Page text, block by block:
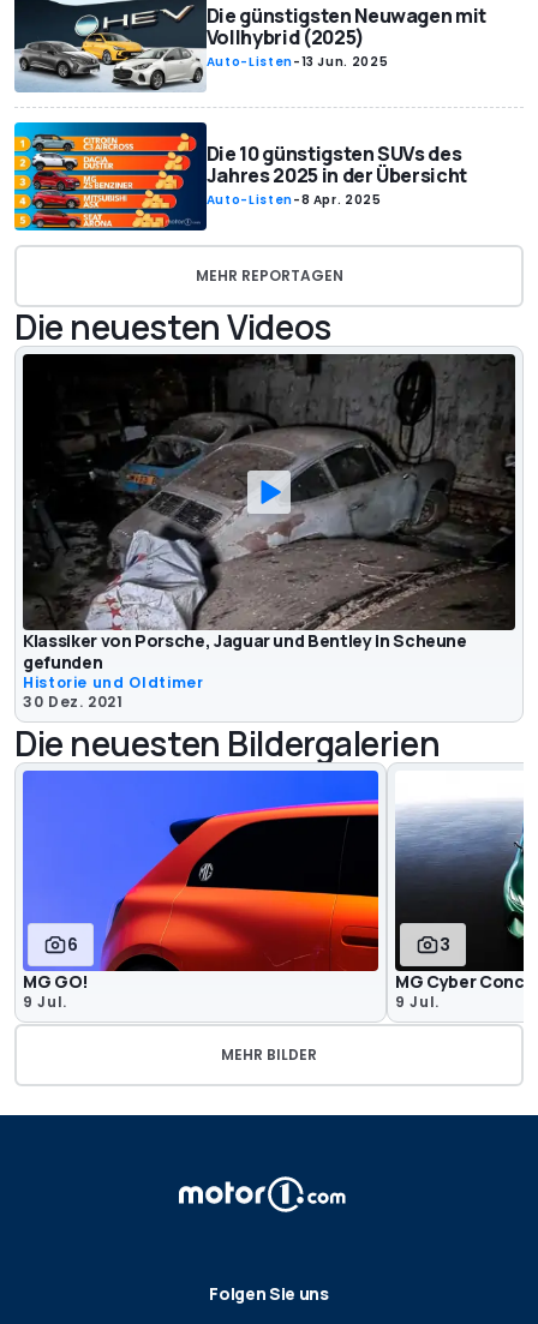
Die günstigsten Neuwagen mit
Vollhybrid (2025)
Auto-Listen-13 Jun. 2025
Die 10 günstigsten SUVs des
Jahres 2025 in der Übersicht
Auto-Listen-8 Apr. 2025
MEHR REPORTAGEN
Die neuesten Videos
Klassiker von Porsche, Jaguar und Bentley in Scheune
gefunden
Historie und Oldtimer
30 Dez. 2021
Die neuesten Bildergalerien
6
MG GO!
9 Jul.
3
MG Cyber
9 Jul.
MEHR BILDER
Folgen Sie uns